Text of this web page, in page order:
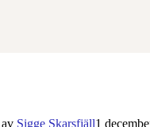
av Sigge Skarsfjäll1